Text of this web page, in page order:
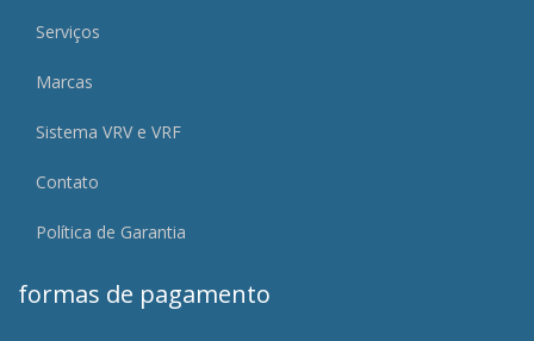
Serviços
Marcas
Sistema VRV e VRF
Contato
Política de Garantia
formas de pagamento